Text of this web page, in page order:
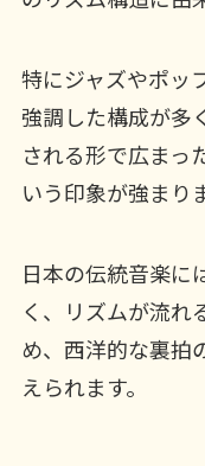
特にジャズやポッ
強調した構成が多
される形で広まっ
いう印象が強まり
日本の伝統音楽に
く、リズムが流れ
め、西洋的な裏拍
えられます。